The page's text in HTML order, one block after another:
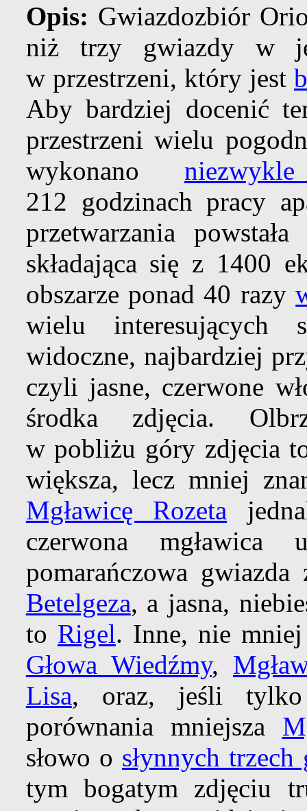
Opis: Gwiazdozbiór
niż trzy gwiazdy w
w przestrzeni, który jest
Aby bardziej docenić
przestrzeni wielu
wykonano
212 godzinach pracy
przetwarzania
składająca się z 1400
obszarze ponad 40 razy
wielu interesujących
widoczne, najbardziej
czyli jasne, czerwone
środka zdjęcia.
w pobliżu góry zdjęcia
większa, lecz mniej
Mgławicę Rozeta
czerwona
pomarańczowa
Betelgeza, a jasna,
to Rigel. Inne, nie
Głowa Wiedźmy,
Lisa, oraz, jeśli tylko
porównania mniejsza
słowo o słynnych trzech
tym bogatym zdjęciu